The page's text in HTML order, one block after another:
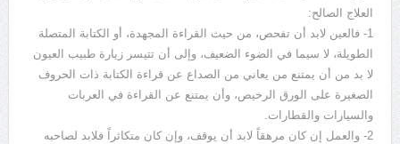
العلاج الصالح:
1- فالعين لابد أن تفحص، من حيث القراءة المجهدة، أو الكتابة المتصلة
الطويلة، لا سيما في الضوء الضعيف، وإلى أن تتيسر زيارة طبيب العيون
لا بد من أن يمتنع من يعاني من الصداع عن قراءة الكتابة ذات الحروف
الصغيرة على الورق الرخيص، وأن يمتنع عن القراءة في العربات
والسيارات والقطارات.
2- والعمل إن كان مرهقاً لابد أن يوقف، وإن كان متكاثراً فلابد لصاحبه